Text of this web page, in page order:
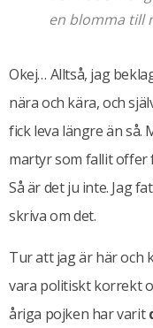
en blomma till
Okej… Alltså, jag
nära och kära, och
fick leva längre än så.
martyr som fallit offer
Så är det ju inte. Jag
skriva om det.
Tur att jag är här och
vara politiskt korrekt
åriga pojken har varit